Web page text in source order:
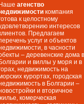
агенство
компания
к целостному
интересов
Предлагаем
услуг и объектов
в часности
– деревенские дома в
и виллы у моря и в
недвижимость на
курортах, городская
в Болгарии –
и вторичное
комерческая